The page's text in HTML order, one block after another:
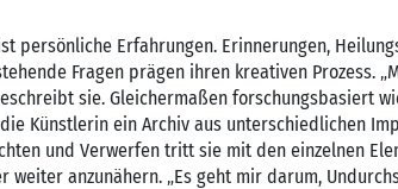
persönliche Erfahrungen. Erinnerungen,
Fragen prägen ihren kreativen Prozess.
sie. Gleichermaßen forschungsbasiert
Künstlerin ein Archiv aus unterschiedlichen
und Verwerfen tritt sie mit den einzelnen
weiter anzunähern. „Es geht mir darum,